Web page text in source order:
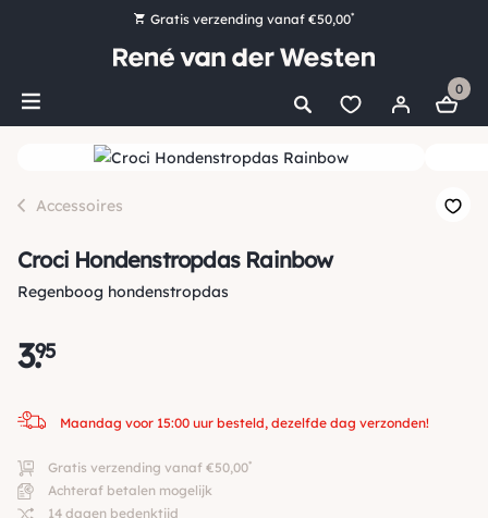
Gratis verzending vanaf €50,00*
Bestel nu, betaal later met Klarna
Ruim 16.000 artikelen op voorraad
0
Accessoires
Croci Hondenstropdas Rainbow
Regenboog hondenstropdas
3.
95
Maandag voor 15:00 uur besteld, dezelfde dag verzonden!
Gratis verzending vanaf €50,00*
Achteraf betalen mogelijk
14 dagen bedenktijd